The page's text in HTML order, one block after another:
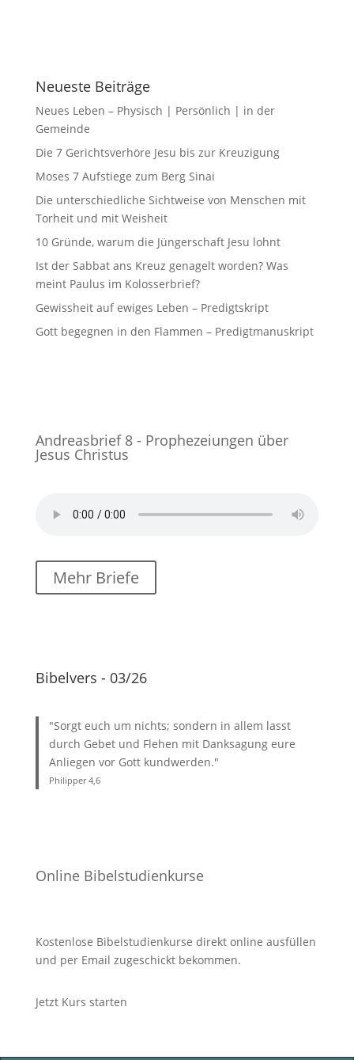
Neueste Beiträge
Neues Leben – Physisch | Persönlich | in der
Gemeinde
Die 7 Gerichtsverhöre Jesu bis zur Kreuzigung
Moses 7 Aufstiege zum Berg Sinai
Die unterschiedliche Sichtweise von Menschen mit
Torheit und mit Weisheit
10 Gründe, warum die Jüngerschaft Jesu lohnt
Ist der Sabbat ans Kreuz genagelt worden? Was
meint Paulus im Kolosserbrief?
Gewissheit auf ewiges Leben – Predigtskript
Gott begegnen in den Flammen – Predigtmanuskript
Andreasbrief 8 - Prophezeiungen über
Jesus Christus
Mehr Briefe
Bibelvers - 03/26
"Sorgt euch um nichts; sondern in allem lasst
durch Gebet und Flehen mit Danksagung eure
Anliegen vor Gott kundwerden."
Philipper 4,6
Online Bibelstudienkurse
Kostenlose Bibelstudienkurse direkt online ausfüllen
und per Email zugeschickt bekommen.
Jetzt Kurs starten